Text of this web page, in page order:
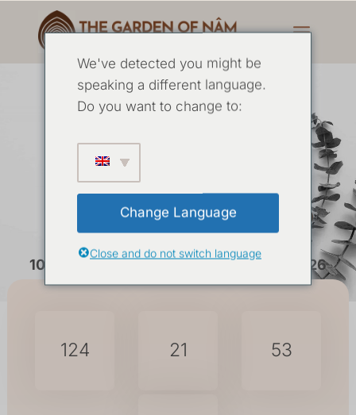
Vida Significativa
Intensivo de 5 dias
dezembro de 2026
10 DEZEMBRO-14 DE DEZEMBRO DE 2026
124 21 53
MINUTOS
We've detected you might be
speaking a different language.
Do you want to change to:
Change Language
Close and do not switch language